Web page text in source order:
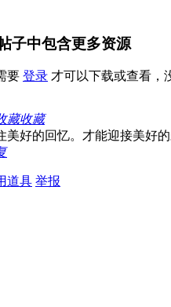
子中包含更多资源
要 登录 才可以下载或查看，
收藏
美好的回忆。才能迎接美好
道具 举报